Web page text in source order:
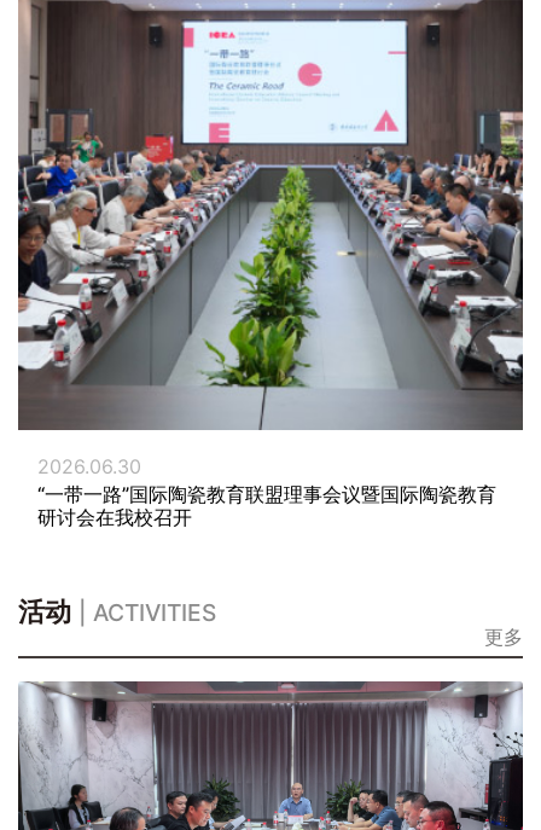
2026.06.30
“一带一路”国际陶瓷教育联盟理事会议暨国际陶瓷教育
研讨会在我校召开
活动 | ACTIVITIES
更多